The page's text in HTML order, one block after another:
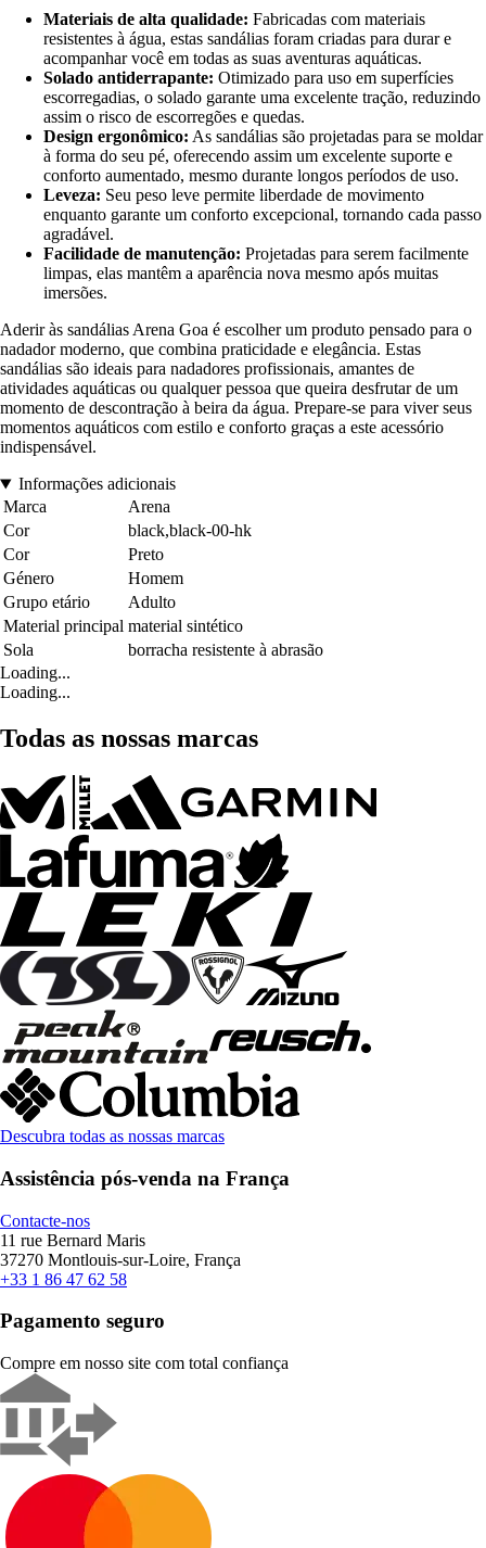
Materiais de alta qualidade: Fabricadas com materiais
resistentes à água, estas sandálias foram criadas para durar e
acompanhar você em todas as suas aventuras aquáticas.
Solado antiderrapante: Otimizado para uso em superfícies
escorregadias, o solado garante uma excelente tração, reduzindo
assim o risco de escorregões e quedas.
Design ergonômico: As sandálias são projetadas para se moldar
à forma do seu pé, oferecendo assim um excelente suporte e
conforto aumentado, mesmo durante longos períodos de uso.
Leveza: Seu peso leve permite liberdade de movimento
enquanto garante um conforto excepcional, tornando cada passo
agradável.
Facilidade de manutenção: Projetadas para serem facilmente
limpas, elas mantêm a aparência nova mesmo após muitas
imersões.
Aderir às sandálias Arena Goa é escolher um produto pensado para o
nadador moderno, que combina praticidade e elegância. Estas
sandálias são ideais para nadadores profissionais, amantes de
atividades aquáticas ou qualquer pessoa que queira desfrutar de um
momento de descontração à beira da água. Prepare-se para viver seus
momentos aquáticos com estilo e conforto graças a este acessório
indispensável.
Informações adicionais
Marca
Arena
Cor
black,black-00-hk
Cor
Preto
Género
Homem
Grupo etário
Adulto
Material principal material sintético
Sola
borracha resistente à abrasão
Loading...
Loading...
Todas as nossas marcas
Descubra todas as nossas marcas
Assistência pós-venda na França
Contacte-nos
11 rue Bernard Maris
37270 Montlouis-sur-Loire, França
+33 1 86 47 62 58
Pagamento seguro
Compre em nosso site com total confiança